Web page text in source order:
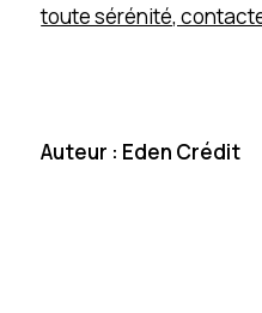
toute sérénité,
Auteur : Eden Crédit